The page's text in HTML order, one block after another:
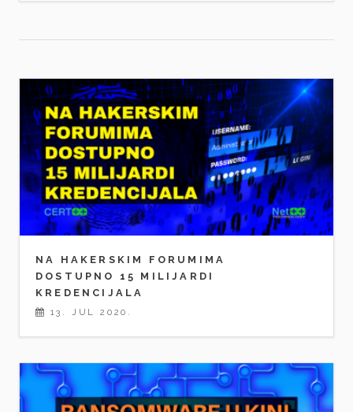
NA HAKERSKIM FORUMIMA
DOSTUPNO 15 MILIJARDI
KREDENCIJALA
13. JUL 2020.